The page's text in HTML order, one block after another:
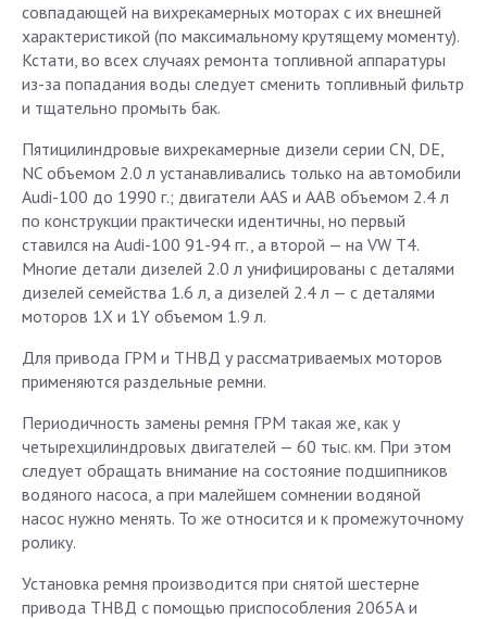
совпадающей на вихрекамерных моторах с их внешней
характеристикой (по максимальному крутящему моменту).
Кстати, во всех случаях ремонта топливной аппаратуры
из-за попадания воды следует сменить топливный фильтр
и тщательно промыть бак.
Пятицилиндровые вихрекамерные дизели серии CN, DE,
NC объемом 2.0 л устанавливались только на автомобили
Audi-100 до 1990 г.; двигатели AAS и AAB объемом 2.4 л
по конструкции практически идентичны, но первый
ставился на Audi-100 91-94 гг., а второй — на VW Т4.
Многие детали дизелей 2.0 л унифицированы с деталями
дизелей семейства 1.6 л, а дизелей 2.4 л — с деталями
моторов 1Х и 1Y объемом 1.9 л.
Для привода ГРМ и ТНВД у рассматриваемых моторов
применяются раздельные ремни.
Периодичность замены ремня ГРМ такая же, как у
четырехцилиндровых двигателей — 60 тыс. км. При этом
следует обращать внимание на состояние подшипников
водяного насоса, а при малейшем сомнении водяной
насос нужно менять. То же относится и к промежуточному
ролику.
Установка ремня производится при снятой шестерне
привода ТНВД с помощью приспособления 2065А и